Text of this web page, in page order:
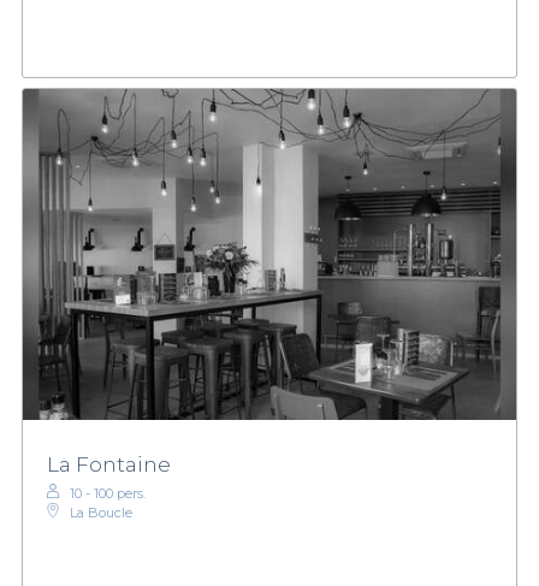
La Fontaine
10 - 100 pers.
La Boucle